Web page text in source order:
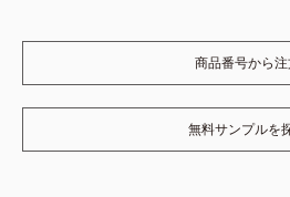
商品番号から注
無料サンプルを